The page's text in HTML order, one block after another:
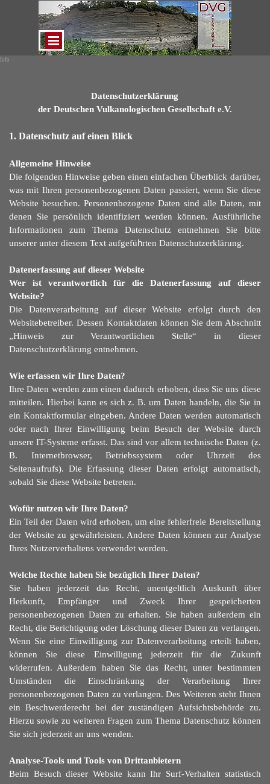
Direkt zum Seiteninhalt
Menü überspringen
Info
Datenschutzerklärung
der Deutschen Vulkanologischen Gesellschaft e.V.
1. Datenschutz auf einen Blick
Allgemeine Hinweise
Die folgenden Hinweise geben einen einfachen Überblick darüber,
was mit Ihren personenbezogenen Daten passiert, wenn Sie diese
Website besuchen. Personenbezogene Daten sind alle Daten, mit
denen Sie persönlich identifiziert werden können. Ausführliche
Informationen zum Thema Datenschutz entnehmen Sie bitte
unserer unter diesem Text aufgeführten Datenschutzerklärung.
Datenerfassung auf dieser Website
Wer ist verantwortlich für die Datenerfassung auf dieser
Website?
Die Datenverarbeitung auf dieser Website erfolgt durch den
Websitebetreiber. Dessen Kontaktdaten können Sie dem Abschnitt
„Hinweis zur Verantwortlichen Stelle“ in dieser
Datenschutzerklärung entnehmen.
Wie erfassen wir Ihre Daten?
Ihre Daten werden zum einen dadurch erhoben, dass Sie uns diese
mitteilen. Hierbei kann es sich z. B. um Daten handeln, die Sie in
ein Kontaktformular eingeben. Andere Daten werden automatisch
oder nach Ihrer Einwilligung beim Besuch der Website durch
unsere IT-Systeme erfasst. Das sind vor allem technische Daten (z.
B. Internetbrowser, Betriebssystem oder Uhrzeit des
Seitenaufrufs). Die Erfassung dieser Daten erfolgt automatisch,
sobald Sie diese Website betreten.
Wofür nutzen wir Ihre Daten?
Ein Teil der Daten wird erhoben, um eine fehlerfreie Bereitstellung
der Website zu gewährleisten. Andere Daten können zur Analyse
Ihres Nutzerverhaltens verwendet werden.
Welche Rechte haben Sie bezüglich Ihrer Daten?
Sie haben jederzeit das Recht, unentgeltlich Auskunft über
Herkunft, Empfänger und Zweck Ihrer gespeicherten
personenbezogenen Daten zu erhalten. Sie haben außerdem ein
Recht, die Berichtigung oder Löschung dieser Daten zu verlangen.
Wenn Sie eine Einwilligung zur Datenverarbeitung erteilt haben,
können Sie diese Einwilligung jederzeit für die Zukunft
widerrufen. Außerdem haben Sie das Recht, unter bestimmten
Umständen die Einschränkung der Verarbeitung Ihrer
personenbezogenen Daten zu verlangen. Des Weiteren steht Ihnen
ein Beschwerderecht bei der zuständigen Aufsichtsbehörde zu.
Hierzu sowie zu weiteren Fragen zum Thema Datenschutz können
Sie sich jederzeit an uns wenden.
Analyse-Tools und Tools von Drittanbietern
Beim Besuch dieser Website kann Ihr Surf-Verhalten statistisch